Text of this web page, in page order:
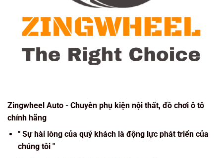
Zingwheel Auto - Chuyên phụ kiện nội thất, đồ chơi ô tô
chính hãng
" Sự hài lòng của quý khách là động lực phát triển của
chúng tôi "